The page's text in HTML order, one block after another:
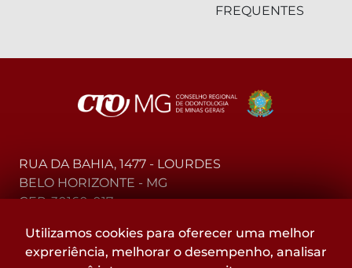
FREQUENTES
RUA DA BAHIA, 1477 - LOURDES
BELO HORIZONTE - MG
CEP: 30160-017
(31) 2104-3000 - WhatsApp
Utilizamos cookies para oferecer uma melhor
expreriência, melhorar o desempenho, analisar